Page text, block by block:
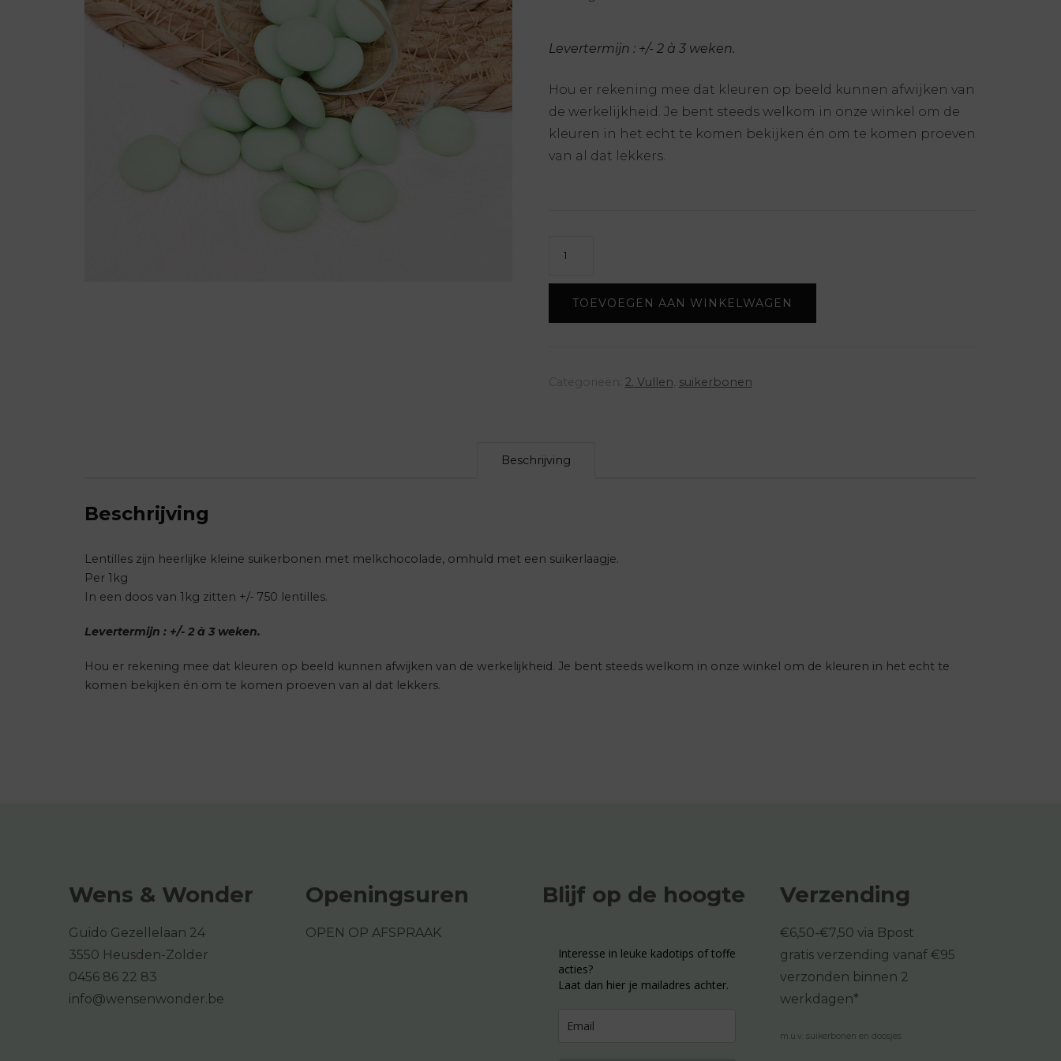
Levertermijn : +/- 2 à 3 weken.
Hou er rekening mee dat kleuren op beeld kunnen afwijken van
de werkelijkheid. Je bent steeds welkom in onze winkel om de
kleuren in het echt te komen bekijken én om te komen proeven
van al dat lekkers.
Nuance
TOEVOEGEN AAN WINKELWAGEN
2. Vullen suikerbonen
Beschrijving
Beschrijving
Lentilles zijn heerlijke kleine suikerbonen met melkchocolade, omhuld met een suikerlaagje.
Per 1kg
In een doos van 1kg zitten +/- 750 lentilles.
Levertermijn : +/- 2 à 3 weken.
Hou er rekening mee dat kleuren op beeld kunnen afwijken van de werkelijkheid. Je bent steeds welkom in onze winkel om de kleuren in het echt te
komen bekijken én om te komen proeven van al dat lekkers.
Wens & Wonder
Guido Gezellelaan 24
3550 Heusden-Zolder
0456 86 22 83
info@wensenwonder.be
Openingsuren
OPEN OP AFSPRAAK
Blijf op de hoogte
Interesse in leuke kadotips of toffe
acties?
Laat dan hier je mailadres achter.
Verzending
€6,50-€7,50 via Bpost
gratis verzending vanaf €95
verzonden binnen 2
werkdagen*
m.u.v. suikerbonen en doosjes